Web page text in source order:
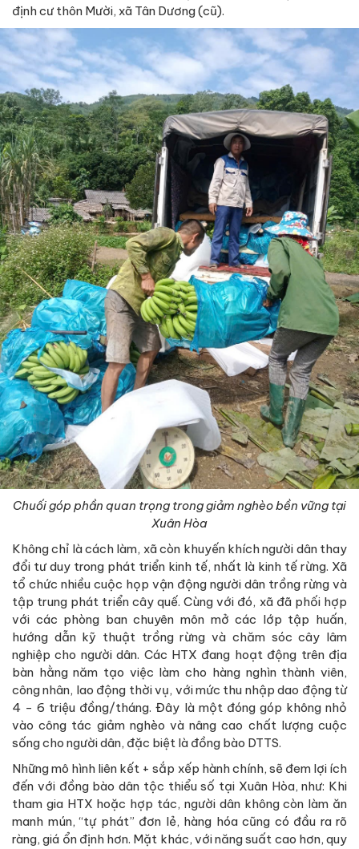
định cư thôn Mười, xã Tân Dương (cũ).
Chuối góp phần quan trọng trong giảm nghèo bền vững tại
Xuân Hòa
Không chỉ là cách làm, xã còn khuyến khích người dân thay
đổi tư duy trong phát triển kinh tế, nhất là kinh tế rừng. Xã
tổ chức nhiều cuộc họp vận động người dân trồng rừng và
tập trung phát triển cây quế. Cùng với đó, xã đã phối hợp
với các phòng ban chuyên môn mở các lớp tập huấn,
hướng dẫn kỹ thuật trồng rừng và chăm sóc cây lâm
nghiệp cho người dân. Các HTX đang hoạt động trên địa
bàn hằng năm tạo việc làm cho hàng nghìn thành viên,
công nhân, lao động thời vụ, với mức thu nhập dao động từ
4 - 6 triệu đồng/tháng. Đây là một đóng góp không nhỏ
vào công tác giảm nghèo và nâng cao chất lượng cuộc
sống cho người dân, đặc biệt là đồng bào DTTS.
Những mô hình liên kết + sắp xếp hành chính, sẽ đem lợi ích
đến với đồng bào dân tộc thiểu số tại Xuân Hòa, như: Khi
tham gia HTX hoặc hợp tác, người dân không còn làm ăn
manh mún, “tự phát” đơn lẻ, hàng hóa cũng có đầu ra rõ
ràng, giá ổn định hơn. Mặt khác, với năng suất cao hơn, quy